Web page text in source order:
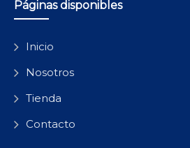
Páginas disponibles
Inicio
Nosotros
Tienda
Contacto